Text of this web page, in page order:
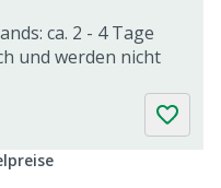
ca. 2 - 4 Tage
und werden nicht